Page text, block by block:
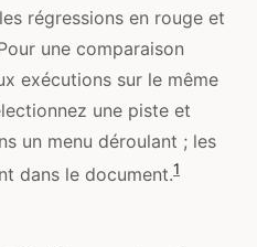
régressions en rouge et
une comparaison
exécutions sur le même
une piste et
un menu déroulant ; les
dans le document.1